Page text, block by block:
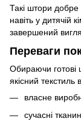
Такі штори добре
навіть у дитячій
завершений
Переваги
Обираючи готові
якісний текстиль
власне
сучасні